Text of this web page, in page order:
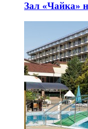
Зал «Чайка»